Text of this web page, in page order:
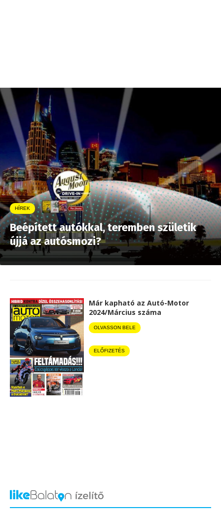
HÍREK
Beépített autókkal, teremben születik
újjá az autósmozi?
Már kapható az Autó-Motor
2024/Március száma
OLVASSON BELE
ELŐFIZETÉS